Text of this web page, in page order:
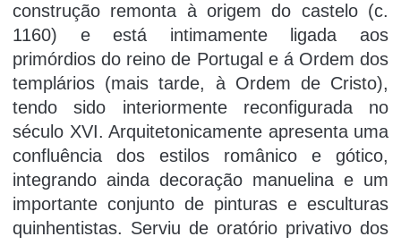
construção remonta à origem do castelo (c.
1160) e está intimamente ligada aos
primórdios do reino de Portugal e á Ordem dos
templários (mais tarde, à Ordem de Cristo),
tendo sido interiormente reconfigurada no
século XVI. Arquitetonicamente apresenta uma
confluência dos estilos românico e gótico,
integrando ainda decoração manuelina e um
importante conjunto de pinturas e esculturas
quinhentistas. Serviu de oratório privativo dos